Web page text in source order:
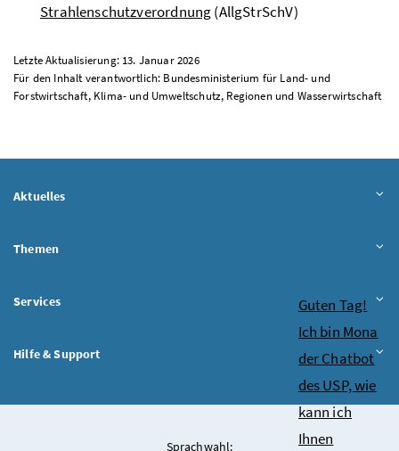
Strahlenschutzverordnung(AllgStrSchV)
Letzte Aktualisierung: 13. Januar 2026
Für den Inhalt verantwortlich: Bundesministerium für Land- und
Forstwirtschaft, Klima- und Umweltschutz, Regionen und Wasserwirtschaft
Aktuelles
Themen
Services
Hilfe & Support
Sprachwahl:
Chatbot
Guten Tag!
Ich bin Mona
der Chatbot
des USP, wie
kann ich
Ihnen